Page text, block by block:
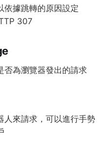
依據跳轉的原因設定
307
否為瀏覽器發出的請求
人來請求，可以進行手勢